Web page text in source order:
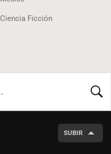
Ciencia Ficción
SUBIR